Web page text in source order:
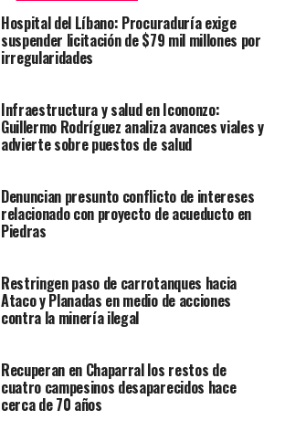
Hospital del Líbano: Procuraduría exige
suspender licitación de $79 mil millones por
irregularidades
Infraestructura y salud en Icononzo:
Guillermo Rodríguez analiza avances viales y
advierte sobre puestos de salud
Denuncian presunto conflicto de intereses
relacionado con proyecto de acueducto en
Piedras
Restringen paso de carrotanques hacia
Ataco y Planadas en medio de acciones
contra la minería ilegal
Recuperan en Chaparral los restos de
cuatro campesinos desaparecidos hace
cerca de 70 años